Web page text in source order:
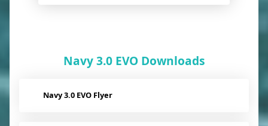
Navy 3.0 EVO Downloads
Navy 3.0 EVO Flyer